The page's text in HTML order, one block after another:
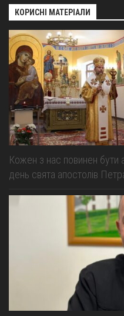
КОРИСНІ МАТЕРІАЛИ
Кожен з нас повинен бути
день свята апостолів